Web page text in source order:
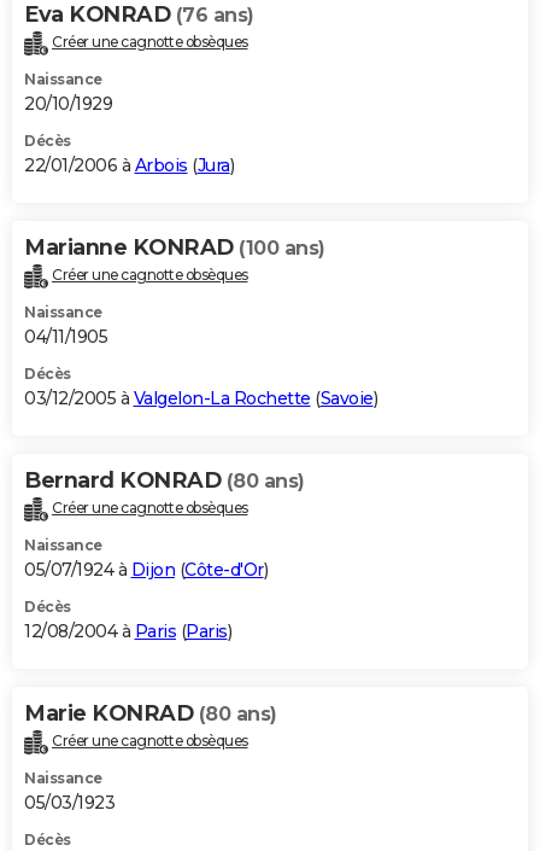
Eva KONRAD (76 ans)
Créer une cagnotte obsèques
Naissance
20/10/1929
Décès
22/01/2006 à Arbois (Jura)
Marianne KONRAD (100 ans)
Créer une cagnotte obsèques
Naissance
04/11/1905
Décès
03/12/2005 à Valgelon-La Rochette (Savoie)
Bernard KONRAD (80 ans)
Créer une cagnotte obsèques
Naissance
05/07/1924 à Dijon (Côte-d'Or)
Décès
12/08/2004 à Paris (Paris)
Marie KONRAD (80 ans)
Créer une cagnotte obsèques
Naissance
05/03/1923
Décès